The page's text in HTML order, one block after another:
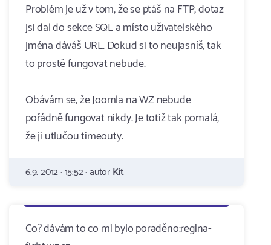
Problém je už v tom, že se ptáš na FTP, dotaz
jsi dal do sekce SQL a místo uživatelského
jména dáváš URL. Dokud si to neujasníš, tak
to prostě fungovat nebude.
Obávám se, že Joomla na WZ nebude
pořádně fungovat nikdy. Je totiž tak pomalá,
že ji utlučou timeouty.
6.9. 2012 · 15:52 · autorKit
Co? dávám to co mi bylo poraděno:regina-